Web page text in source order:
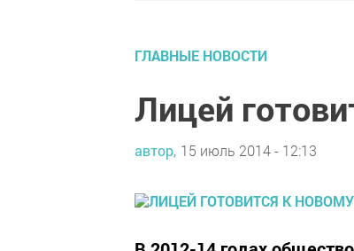
ГЛАВНЫЕ НОВОСТИ
Лицей
автор, 15 июль 2014 - 12:13